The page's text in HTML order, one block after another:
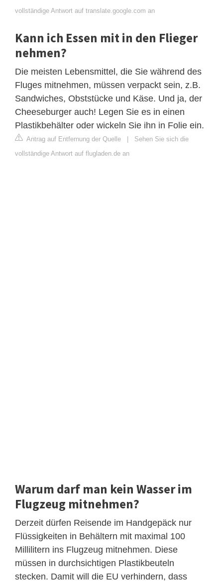
vollständige Antwort auf translate.google.com an
Kann ich Essen mit in den Flieger
nehmen?
Die meisten Lebensmittel, die Sie während des
Fluges mitnehmen, müssen verpackt sein, z.B.
Sandwiches, Obststücke und Käse. Und ja, der
Cheeseburger auch! Legen Sie es in einen
Plastikbehälter oder wickeln Sie ihn in Folie ein.
Antrag auf Entfernung der Quelle | Sehen Sie sich die
vollständige Antwort auf flugladen.de an
Warum darf man kein Wasser im
Flugzeug mitnehmen?
Derzeit dürfen Reisende im Handgepäck nur
Flüssigkeiten in Behältern mit maximal 100
Millilitern ins Flugzeug mitnehmen. Diese
müssen in durchsichtigen Plastikbeuteln
stecken. Damit will die EU verhindern, dass